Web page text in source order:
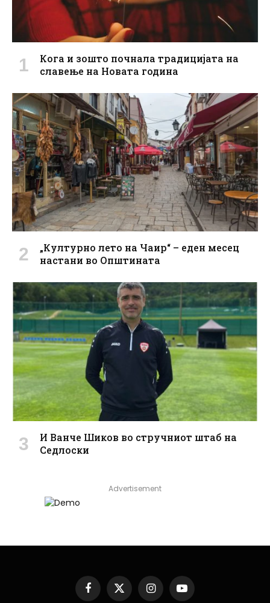
Кога и зошто почнала традицијата на
славење на Новата година
„Културно лето на Чаир“ – еден месец
настани во Општината
И Ванче Шиков во стручниот штаб на
Седлоски
Advertisement
Facebook
X
InstagramYouTube